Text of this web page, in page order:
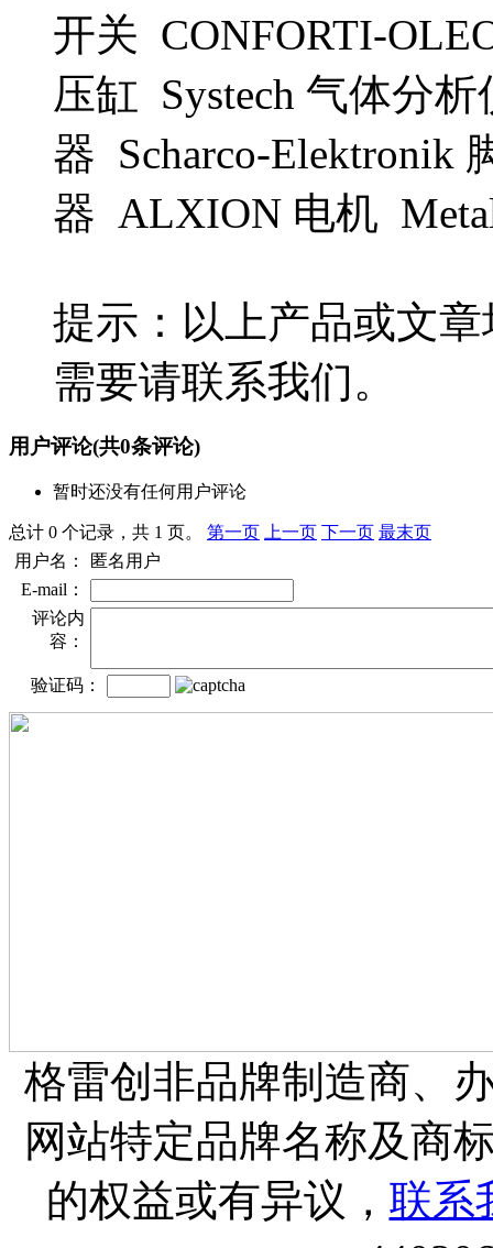
开关 CONFORTI-
压缸 Systech 气体分
器 Scharco-Elektronik
器 ALXION 电机
提示：以上产品或文
需要请联系我们。
用户评论(共0条评论)
暂时还没有任何用户评论
总计 0 个记录，共 1 页。 第一页 上一页 下一页 最末页
用户名：
匿名用户
E-mail：
评论内
容：
验证码：
格雷创非品牌制造商、
网站特定品牌名称及商
的权益或有异议， 联系